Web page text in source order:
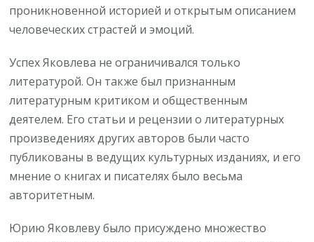
проникновенной историей и открытым описанием
человеческих страстей и эмоций.
Успех Яковлева не ограничивался только
литературой. Он также был признанным
литературным критиком и общественным
деятелем. Его статьи и рецензии о литературных
произведениях других авторов были часто
публикованы в ведущих культурных изданиях, и его
мнение о книгах и писателях было весьма
авторитетным.
Юрию Яковлеву было присуждено множество